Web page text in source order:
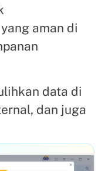
aman di
data di
dan juga